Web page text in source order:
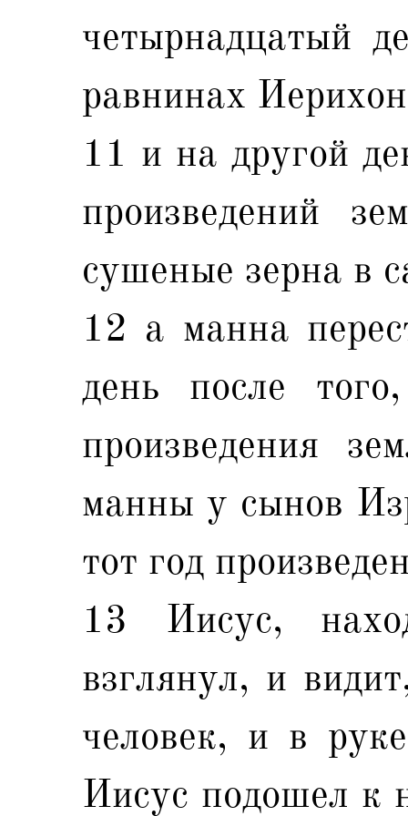
четырнадцатый
равнинах
11 и на другой
произведений
сушеные зерна в
12 а манна
день после
произведения
манны у сынов
тот год
13 Иисус,
взглянул, и
человек, и в
Иисус подошел к